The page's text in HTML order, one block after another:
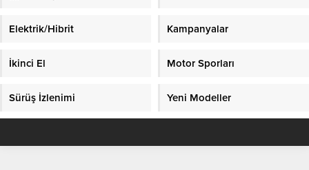
Elektrik/Hibrit Kampanyalar
İkinci El Motor Sporları
Sürüş İzlenimi Yeni Modeller